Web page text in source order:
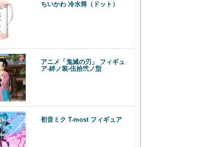
ちいかわ 冷水筒（ドット）
アニメ「鬼滅の刃」 フィギュ
ア-絆ノ装-伍拾弐ノ型
初音ミク T-most フィギュア